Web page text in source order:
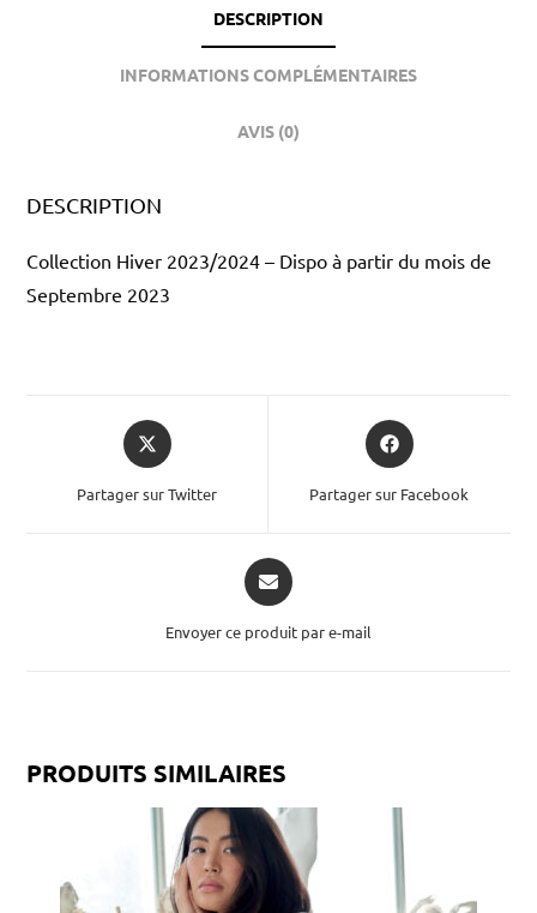
DESCRIPTION
INFORMATIONS COMPLÉMENTAIRES
AVIS (0)
DESCRIPTION
Collection Hiver 2023/2024 – Dispo à partir du mois de
Septembre 2023
Partager sur Twitter Partager sur Facebook
Envoyer ce produit par e-mail
PRODUITS SIMILAIRES